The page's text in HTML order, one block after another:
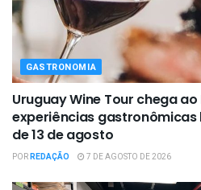
GASTRONOMIA
Uruguay Wine Tour chega
experiências
de 13 de agosto
PORREDAÇÃO 7 DE AGOSTO DE 2026